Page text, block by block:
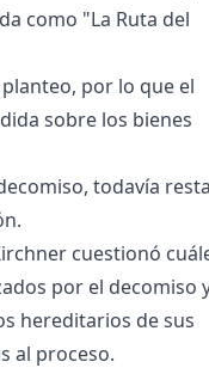
como "La Ruta del
por lo que el
sobre los bienes
todavía resta
cuestionó
por el decomiso
hereditarios de sus
al proceso.